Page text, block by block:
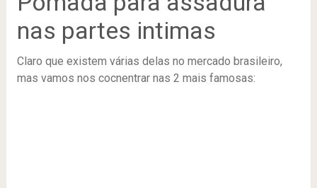
nas partes intimas
Claro que existem várias delas no mercado brasileiro,
mas vamos nos cocnentrar nas 2 mais famosas: